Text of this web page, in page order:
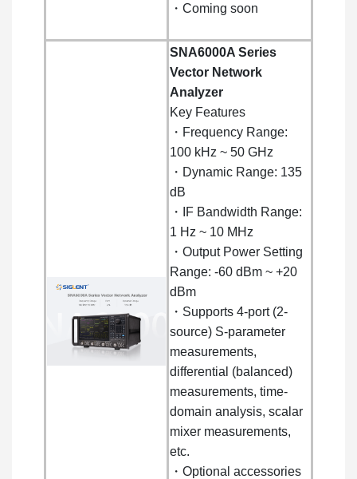
・Coming soon
SNA6000A Series
Vector Network
Analyzer
Key Features
・Frequency Range:
100 kHz ~ 50 GHz
・Dynamic Range: 135
dB
・IF Bandwidth Range:
1 Hz ~ 10 MHz
・Output Power Setting
Range: -60 dBm ~ +20
dBm
・Supports 4-port (2-
source) S-parameter
measurements,
differential (balanced)
measurements, time-
domain analysis, scalar
mixer measurements,
etc.
・Optional accessories